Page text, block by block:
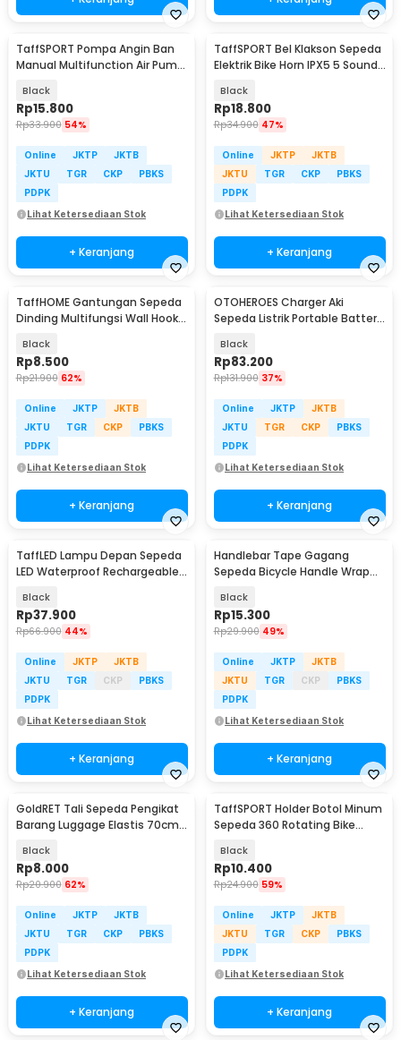
TaffSPORT Pompa Angin Ban
Manual Multifunction Air Pump
Black
Rp15.800
Rp33.900 54%
Online JKTP
JKTB
JKTU
TGR CKP
PBKS
PDPK
Lihat Ketersediaan Stok
+ Keranjang
TaffSPORT Bel Klakson Sepeda
Elektrik Bike Horn IPX5 5 Sounds
Black
Rp18.800
Rp34.900 47%
Online JKTP
JKTB
JKTU
TGR CKP
PBKS
PDPK
Lihat Ketersediaan Stok
+ Keranjang
TaffHOME Gantungan Sepeda
Dinding Multifungsi Wall Hook
Black
Rp8.500
Rp21.900 62%
Online JKTP
JKTB
JKTU
TGR CKP
PBKS
PDPK
Lihat Ketersediaan Stok
+ Keranjang
OTOHEROES Charger Aki
Sepeda Listrik Portable Battery
Black
Rp83.200
Rp131.900 37%
Online JKTP
JKTB
JKTU
TGR CKP
PBKS
PDPK
Lihat Ketersediaan Stok
+ Keranjang
TaffLED Lampu Depan Sepeda
LED Waterproof Rechargeable
Black
Rp37.900
Rp66.900 44%
Online JKTP
JKTB
JKTU
TGR CKP
PBKS
PDPK
Lihat Ketersediaan Stok
+ Keranjang
Handlebar Tape Gagang
Sepeda Bicycle Handle Wrap
Black
Rp15.300
Rp29.900 49%
Online JKTP
JKTB
JKTU
TGR CKP
PBKS
PDPK
Lihat Ketersediaan Stok
+ Keranjang
GoldRET Tali Sepeda Pengikat
Barang Luggage Elastis 70cm -
Black
Rp8.000
Rp20.900 62%
Online JKTP
JKTB
JKTU
TGR CKP
PBKS
PDPK
Lihat Ketersediaan Stok
+ Keranjang
TaffSPORT Holder Botol Minum
Sepeda 360 Rotating Bike
Black
Rp10.400
Rp24.900 59%
Online JKTP
JKTB
JKTU
TGR CKP
PBKS
PDPK
Lihat Ketersediaan Stok
+ Keranjang